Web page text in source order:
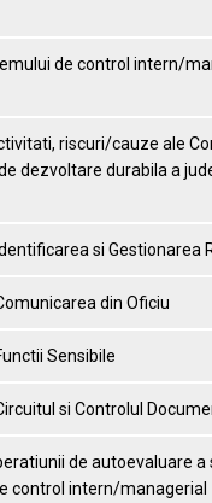
de control intern/
riscuri/cauze ale
dezvoltare durabila a
si Gestionarea
din Oficiu
Sensibile
si Controlul
de autoevaluare a
intern/managerial